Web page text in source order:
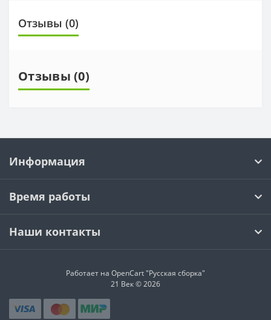
Отзывы (0)
Отзывы (0)
Информация
Время работы
Наши контакты
Работает на OpenCart "Русская сборка"
21 Век © 2026